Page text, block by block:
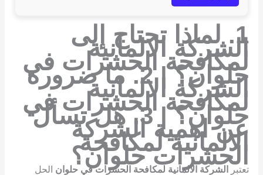
1. لماذا تحتاج إلى
الشركة الالمانية
لمكافحة الحشرات في
حلوان؟ | 2. ما ضرورةالشركة الالمانية
لمكافحة الحشرات في
حلوان؟ | 3. هل تسأل
عن اهمية الشركة
الالمانية لمكافحة
الحشرات حلوان؟
تعتبر الشركة الالمانية لمكافحة الحشرات في حلوان الحل